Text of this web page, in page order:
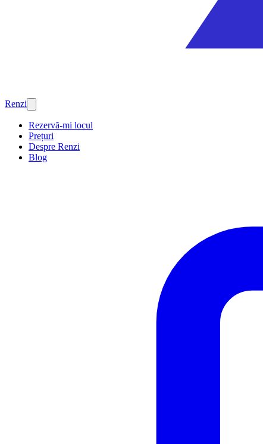
Renzi
Rezervă-mi locul
Prețuri
Despre Renzi
Blog